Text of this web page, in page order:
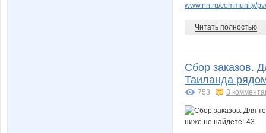
www.nn.ru/community/
Читать полностью
Сбор заказов.
Таиланда
753 3